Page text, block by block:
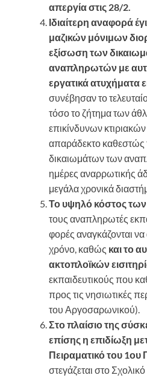
απεργία στις 28/2.
Ιδιαίτερη αναφορά
μαζικών μόνιμων
εξίσωση των
αναπληρωτών με
εργατικά ατυχήματα
συνέβησαν το
τόσο το ζήτημα των
επικίνδυνων
απαράδεκτο
δικαιωμάτων των
ημέρες αναρρωτικής
μεγάλα χρονικά
Το υψηλό κόστος των
τους αναπληρωτές
φορές αναγκάζονται
χρόνο, καθώς και το
ακτοπλοϊκών
εκπαιδευτικούς που
προς τις νησιωτικές
του Αργοσαρωνικού).
Στο πλαίσιο της
επίσης η επιδίωξη
Πειραματικότου 1ου
στεγάζεται στο